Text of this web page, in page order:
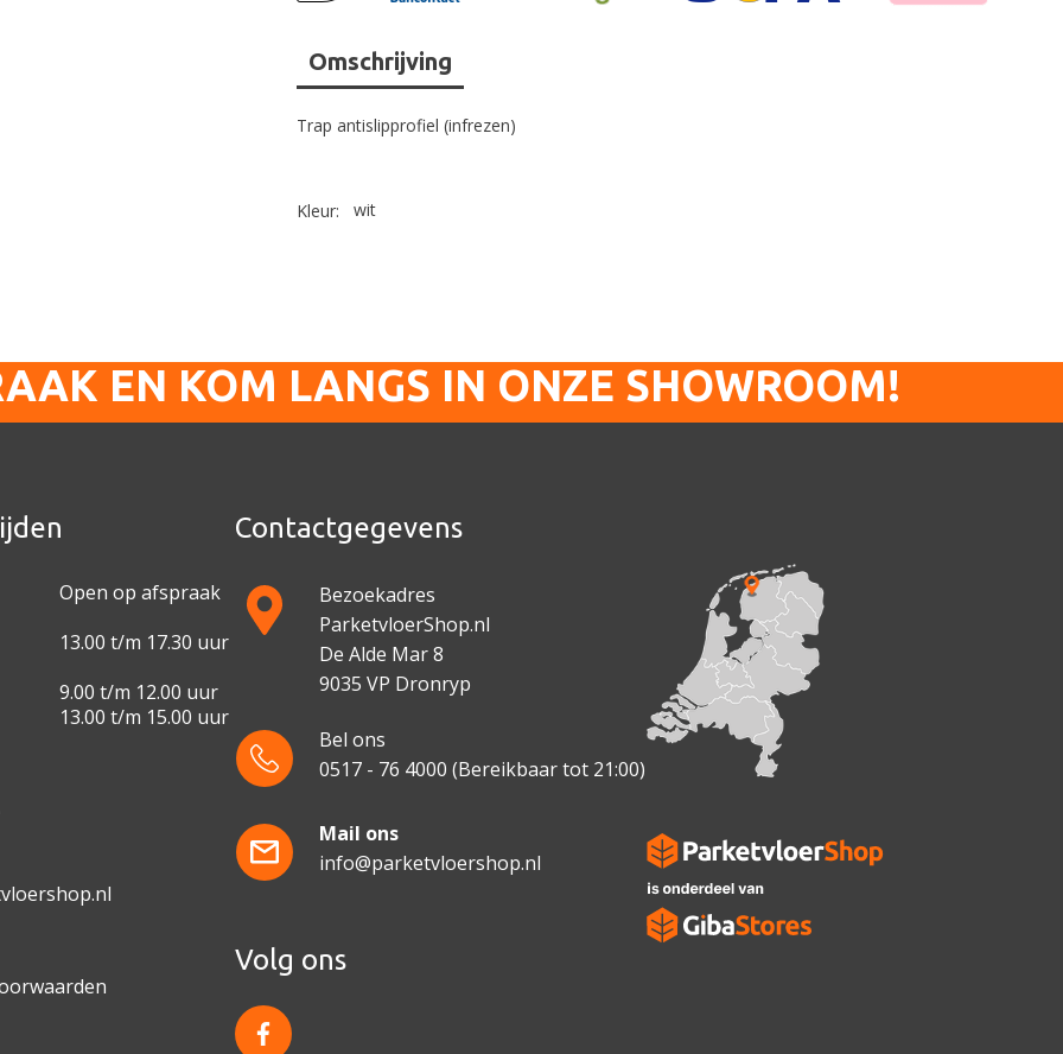
Omschrijving
Trap antislipprofiel (infrezen)
Kleur: wit
EN KOM LANGS IN ONZE SHOWROOM!
Open op afspraak
13.00 t/m 17.30 uur
9.00 t/m 12.00 uur
13.00 t/m 15.00 uur
Contactgegevens
Bezoekadres
ParketvloerShop.nl
De Alde Mar 8
9035 VP Dronryp
Bel ons
0517 - 76 4000 (Bereikbaar tot 21:00)
Mail ons
info@parketvloershop.nl
Volg ons
f